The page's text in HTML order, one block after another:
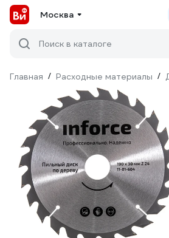
Москва
Поиск в каталоге
Главная / Расходные материалы /